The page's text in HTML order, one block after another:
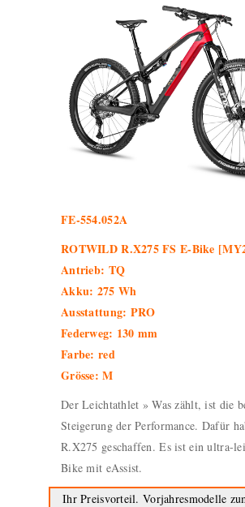
FE-554.052A
ROTWILD R.X275 FS E-Bike
Antrieb: TQ
Akku: 275 Wh
Ausstattung: PRO
Federweg: 130 mm
Farbe: red
Grösse: M
Der Leichtathlet » Was zählt, ist die
Steigerung der Performance. Dafür
R.X275 geschaffen. Es ist ein ultra-
Bike mit eAssist.
Ihr Preisvorteil. Vorjahresmodelle